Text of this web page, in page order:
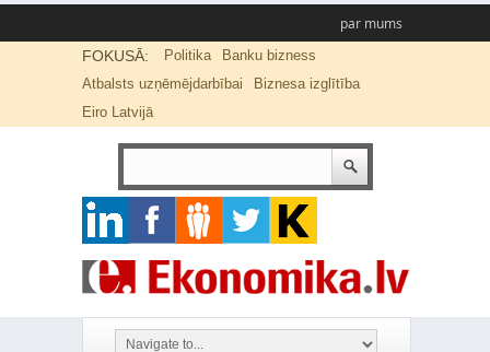
par mums
FOKUSĀ: Politika
Banku bizness
Atbalsts uzņēmējdarbībai
Biznesa izglītība
Eiro Latvijā